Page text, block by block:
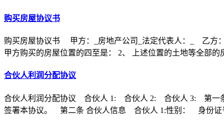
购买房屋协议书
购买房屋协议书 甲方：_房地产公司_法定代表人：_ 乙方
甲方购买的房屋位置的四至是： 2、 上述位置的土地等全部的
合伙人利润分配协议
合伙人利润分配协议 合伙人 1: 合伙人 2: 合伙人 3: 第一条
签署本协议。 第二条 合伙人信息 合伙人 1:性别： 身份